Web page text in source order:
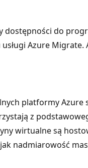
do
Azure Migrate.
platformy Azure
z
wirtualne są
nadmiarowość